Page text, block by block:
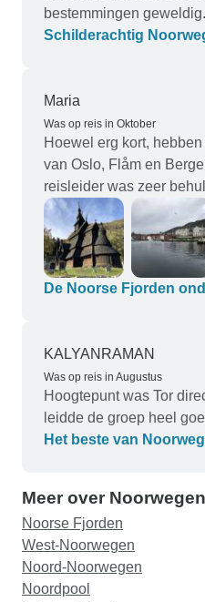
bestemmingen geweldig.
Schilderachtig
Maria
Was op reis in Oktober
Hoewel erg kort,
van Oslo, Flåm en
reisleider was zeer
De Noorse Fjorden
KALYANRAMAN
Was op reis in Augustus
Hoogtepunt was Tor
leidde de groep heel
Het beste van
Meer over Noorwegen
Noorse Fjorden
West-Noorwegen
Noord-Noorwegen
Noordpool